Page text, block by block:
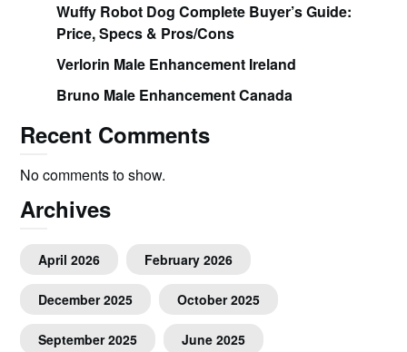
Wuffy Robot Dog Complete Buyer’s Guide:
Price, Specs & Pros/Cons
Verlorin Male Enhancement Ireland
Bruno Male Enhancement Canada
Recent Comments
No comments to show.
Archives
April 2026 February 2026
December 2025 October 2025
September 2025 June 2025